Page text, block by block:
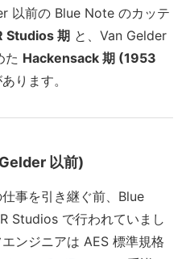
以前の Blue Note のカッテ
Studios 期 と、Van Gelder
た Hackensack 期 (1953
ります。
以前)
事を引き継ぐ前、Blue
Studios で行われていまし
ンジニアは AES 標準規格